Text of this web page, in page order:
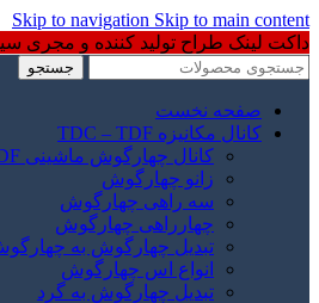
Skip to navigation Skip to main content
داکت لینک طراح تولید کننده و مجری
جستجو
صفحه نخست
کانال مکانیزه TDC – TDF
کانال چهارگوش ماشینی TDC , TDF
زانو چهارگوش
سه راهی چهارگوش
چهارراهی چهارگوش
تبدیل چهارگوش به
انواع اس چهارگوش
تبدیل چهارگوش به گرد